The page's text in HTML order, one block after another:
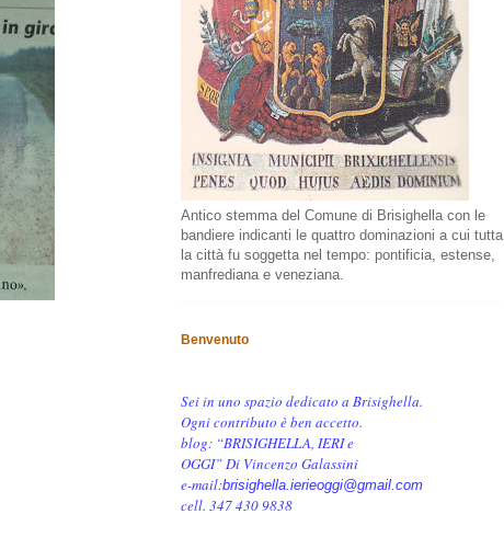
Antico stemma del Comune di Brisighella con le
bandiere indicanti le quattro dominazioni a cui tutta
la città fu soggetta nel tempo: pontificia, estense,
manfrediana e veneziana.
Benvenuto
Sei in uno spazio dedicato a Brisighella.
Ogni contributo è ben accetto.
blog: “BRISIGHELLA, IERI e
OGGI” Di Vincenzo Galassini
e-mail:brisighella.ierieoggi@gmail.com
cell. 347 430 9838